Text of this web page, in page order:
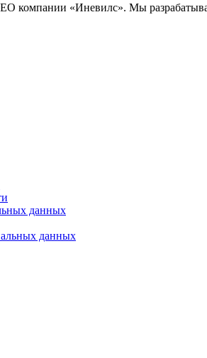
компании «Иневилс». Мы
данных
данных